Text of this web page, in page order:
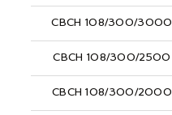
СВСН 108/300/3000
СВСН 108/300/2500
СВСН 108/300/2000